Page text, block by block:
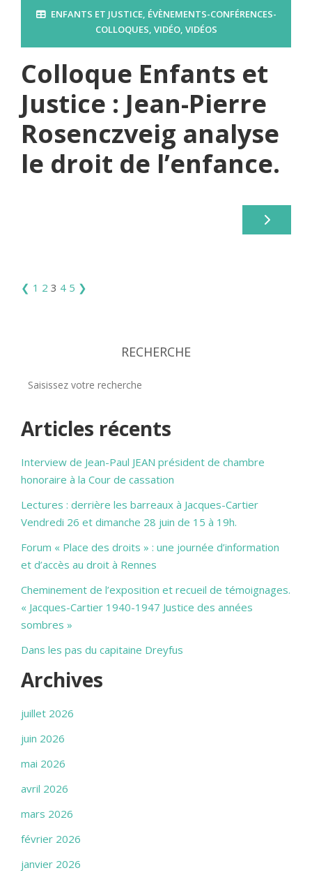
ENFANTS ET JUSTICE, ÉVÈNEMENTS-CONFÉRENCES-
COLLOQUES, VIDÉO, VIDÉOS
Colloque Enfants et
Justice : Jean-Pierre
Rosenczveig analyse
le droit de l’enfance.
❮ 1 2 3 4 5 ❯
RECHERCHE
Articles récents
Interview de Jean-Paul JEAN président de chambre
honoraire à la Cour de cassation
Lectures : derrière les barreaux à Jacques-Cartier
Vendredi 26 et dimanche 28 juin de 15 à 19h.
Forum « Place des droits » : une journée d’information
et d’accès au droit à Rennes
Cheminement de l’exposition et recueil de témoignages.
« Jacques-Cartier 1940-1947 Justice des années
sombres »
Dans les pas du capitaine Dreyfus
Archives
juillet 2026
juin 2026
mai 2026
avril 2026
mars 2026
février 2026
janvier 2026